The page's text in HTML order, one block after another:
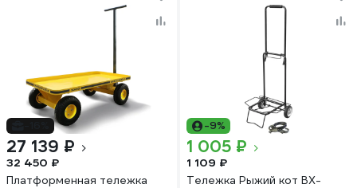
27 139 ₽
32 450 ₽
Платформенная тележка
-9%
1 005 ₽
1 109 ₽
Тележка Рыжий кот BX-